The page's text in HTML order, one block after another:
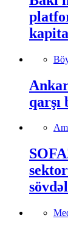
qarşı